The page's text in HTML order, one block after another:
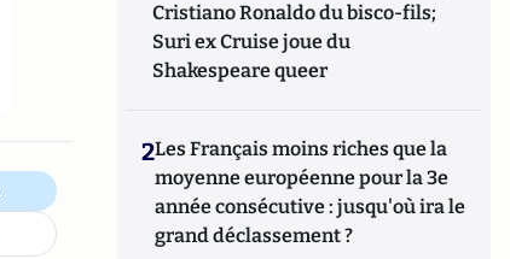
Cristiano Ronaldo du bisco-fils;
Suri ex Cruise joue du
Shakespeare queer
2Les Français moins riches que la
moyenne européenne pour la 3e
année consécutive : jusqu'où ira le
grand déclassement ?